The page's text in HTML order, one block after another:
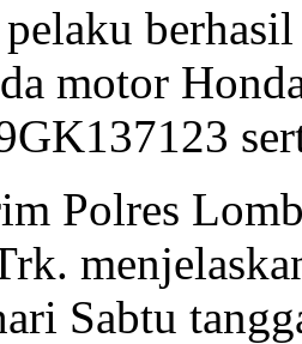
motor
Polres
Sabtu